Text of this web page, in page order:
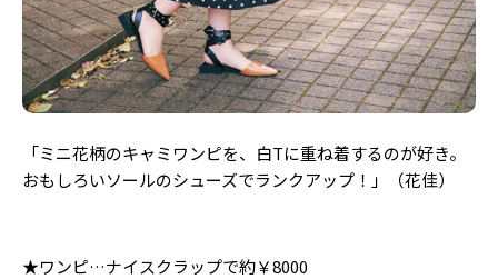
「ミニ花柄のキャミワンピを、白Tに重ね着するのが好き。
おもしろいソールのシューズでランクアップ！」（花佳）
★ワンピ…ナイスクラップで約￥8000